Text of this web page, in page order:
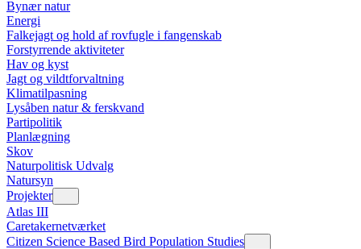
Bynær natur
Energi
Falkejagt og hold af rovfugle i fangenskab
Forstyrrende aktiviteter
Hav og kyst
Jagt og vildtforvaltning
Klimatilpasning
Lysåben natur & ferskvand
Partipolitik
Planlægning
Skov
Naturpolitisk Udvalg
Natursyn
Projekter
Atlas III
Caretakernetværket
Citizen Science Based Bird Population Studies